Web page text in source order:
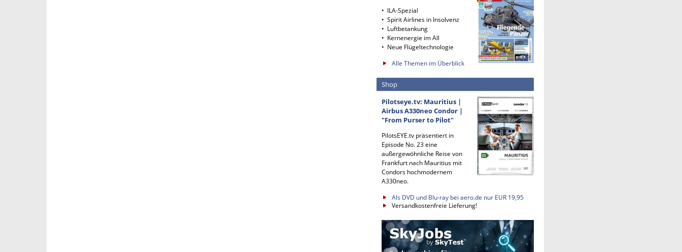
• ILA-Spezial
• Spirit Airlines in Insolvenz
• Luftbetankung
• Kernenergie im All
• Neue Flügeltechnologie
Alle Themen im Überblick
Shop
Pilotseye.tv: Mauritius |
Airbus A330neo Condor |
"From Purser to Pilot"
PilotsEYE.tv präsentiert in
Episode No. 23 eine
außergewöhnliche Reise von
Frankfurt nach Mauritius mit
Condors hochmodernem
A330neo.
Als DVD und Blu-ray bei aero.de nur EUR 19,95
Versandkostenfreie Lieferung!